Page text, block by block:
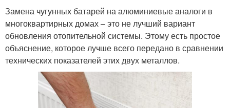
Замена чугунных батарей на алюминиевые аналоги в
многоквартирных домах – это не лучший вариант
обновления отопительной системы. Этому есть простое
объяснение, которое лучше всего передано в сравнении
технических показателей этих двух металлов.